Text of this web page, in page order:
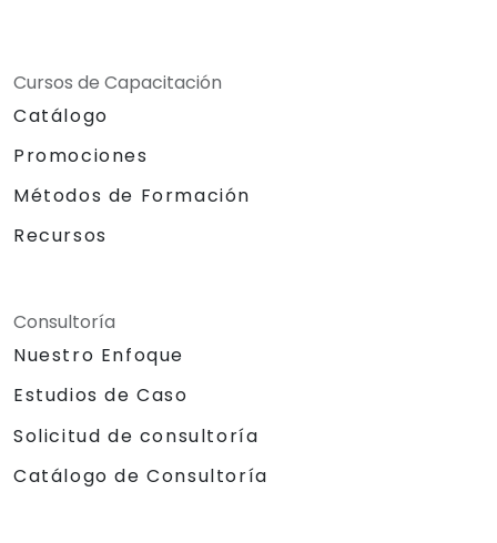
Cursos de Capacitación
Catálogo
Promociones
Métodos de Formación
Recursos
Consultoría
Nuestro Enfoque
Estudios de Caso
Solicitud de consultoría
Catálogo de Consultoría